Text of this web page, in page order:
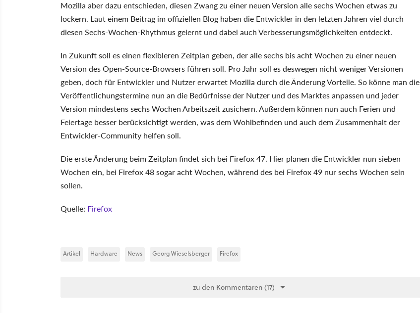
Mozilla aber dazu entschieden, diesen Zwang zu einer neuen Version alle sechs Wochen etwas zu
lockern. Laut einem Beitrag im offiziellen Blog haben die Entwickler in den letzten Jahren viel durch
diesen Sechs-Wochen-Rhythmus gelernt und dabei auch Verbesserungsmöglichkeiten entdeckt.
In Zukunft soll es einen flexibleren Zeitplan geben, der alle sechs bis acht Wochen zu einer neuen
Version des Open-Source-Browsers führen soll. Pro Jahr soll es deswegen nicht weniger Versionen
geben, doch für Entwickler und Nutzer erwartet Mozilla durch die Änderung Vorteile. So könne man die
Veröffentlichungstermine nun an die Bedürfnisse der Nutzer und des Marktes anpassen und jeder
Version mindestens sechs Wochen Arbeitszeit zusichern. Außerdem können nun auch Ferien und
Feiertage besser berücksichtigt werden, was dem Wohlbefinden und auch dem Zusammenhalt der
Entwickler-Community helfen soll.
Die erste Änderung beim Zeitplan findet sich bei Firefox 47. Hier planen die Entwickler nun sieben
Wochen ein, bei Firefox 48 sogar acht Wochen, während des bei Firefox 49 nur sechs Wochen sein
sollen.
Quelle: Firefox
Artikel Hardware News Georg Wieselsberger Firefox
zu den Kommentaren (17)